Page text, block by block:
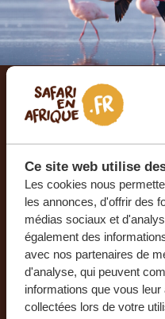
Ce site web utilise
Les cookies nous
les annonces, d'offrir des
médias sociaux et
également des
avec nos partenaires de
d'analyse, qui peuvent
informations que vous
collectées lors de votre
Laissez-
voyage
RECEVEZ UN
PLANIFIEZ